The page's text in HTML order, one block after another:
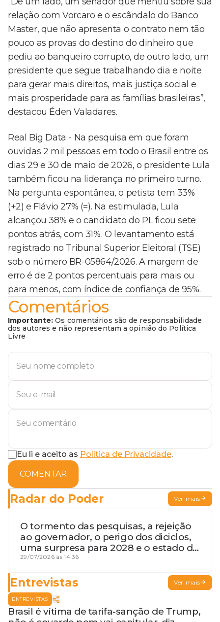
relação com Vorcaro e o escândalo do Banco
Master, que não apresenta o contrato nem tão
pouco as provas do destino do dinheiro que
pediu ao banqueiro corrupto, de outro lado, um
presidente que segue trabalhando dia e noite
para gerar mais direitos, mais justiça social e
mais prosperidade para as famílias brasileiras”,
destacou Éden Valadares.
Real Big Data - Na pesquisa em que foram
ouvidas 2 mil pessoas em todo o Brasil entre os
dias 29 e 30 de maio de 2026, o presidente Lula
também ficou na liderança no primeiro turno.
Na pergunta espontânea, o petista tem 33%
(+2) e Flávio 27% (=). Na estimulada, Lula
alcançou 38% e o candidato do PL ficou sete
pontos atrás, com 31%. O levantamento está
registrado no Tribunal Superior Eleitoral (TSE)
sob o número BR-05864/2026. A margem de
erro é de 2 pontos percentuais para mais ou
para menos, com índice de confiança de 95%.
Comentários
Importante: Os comentários são de responsabilidade
dos autores e não representam a opinião do Política
Livre
Eu li e aceito as Política de Privacidade.
COMENTAR
Radar do Poder Ver mais
O tormento das pesquisas, a rejeição
ao governador, o perigo dos diciclos,
uma surpresa para 2028 e o estado de
terceira guerra mundial
29/07/2026 às 14:36
Entrevistas Ver mais
ENTREVISTAS
Brasil é vítima de tarifa-sanção de Trump,